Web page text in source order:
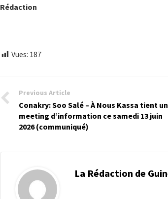
Rédaction
Vues: 187
Previous Article
Conakry: Soo Salé – À Nous Kassa tient un
meeting d’information ce samedi 13 juin
2026 (communiqué)
La Rédaction de